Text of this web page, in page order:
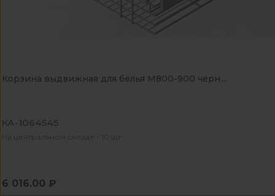
Корзина выдвижная для белья М800-900 черн....
КА-1064545
На центральном складе - 10 шт
6 016.00 ₽